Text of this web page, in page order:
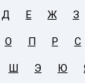
Д Е Ж З
О П Р С
Ш Э Ю